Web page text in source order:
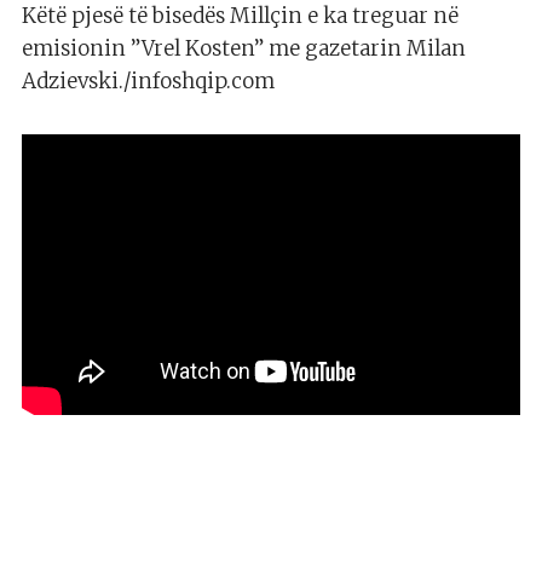
Këtë pjesë të bisedës Millçin e ka treguar në
emisionin ”Vrel Kosten” me gazetarin Milan
Adzievski./infoshqip.com